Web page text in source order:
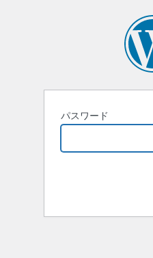
パスワード